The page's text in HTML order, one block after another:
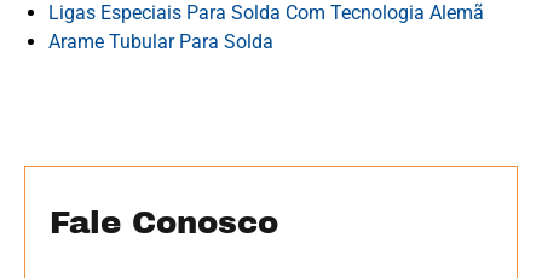
Ligas Especiais Para Solda Com Tecnologia Alemã
Arame Tubular Para Solda
Fale Conosco